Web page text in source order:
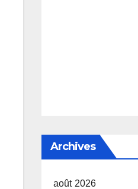
Archives
août 2026